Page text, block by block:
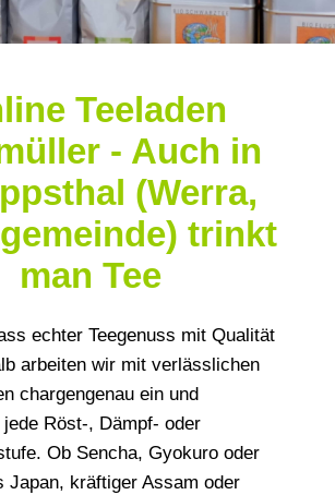
Teeladen
- Auch in
(Werra,
trinkt
man Tee
echter Teegenuss mit Qualität
arbeiten wir mit verlässlichen
chargengenau ein und
Röst-, Dämpf- oder
Ob Sencha, Gyokuro oder
Japan, kräftiger Assam oder